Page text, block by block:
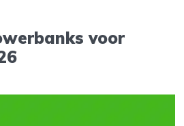
voor